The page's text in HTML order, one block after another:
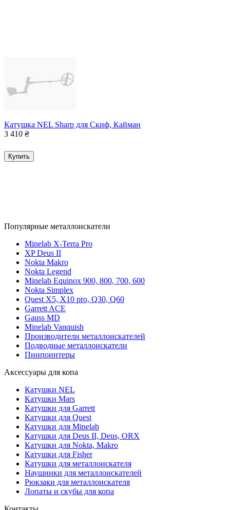
Катушка NEL Sharp для Скиф, Кайман
3 410 ₴
Купить
Популярные металлоискатели
Minelab X-Terra Pro
XP Deus II
Nokta Makro
Nokta Legend
Minelab Equinox 900, 800, 700, 600
Nokta Simplex
Quest X5, X10 pro, Q30, Q60
Garrett ACE
Gauss MD
Minelab Vanquish
Производители металлоискателей
Подводные металлоискатели
Пинпоинтеры
Аксессуары для копа
Катушки NEL
Катушки Mars
Катушки для Garrett
Катушки для Quest
Катушки для Minelab
Катушки для Deus II, Deus, ORX
Катушки для Nokta, Makro
Катушки для Fisher
Катушки для металлоискателя
Наушники для металлоискателей
Рюкзаки для металлоискателя
Лопаты и скубы для копа